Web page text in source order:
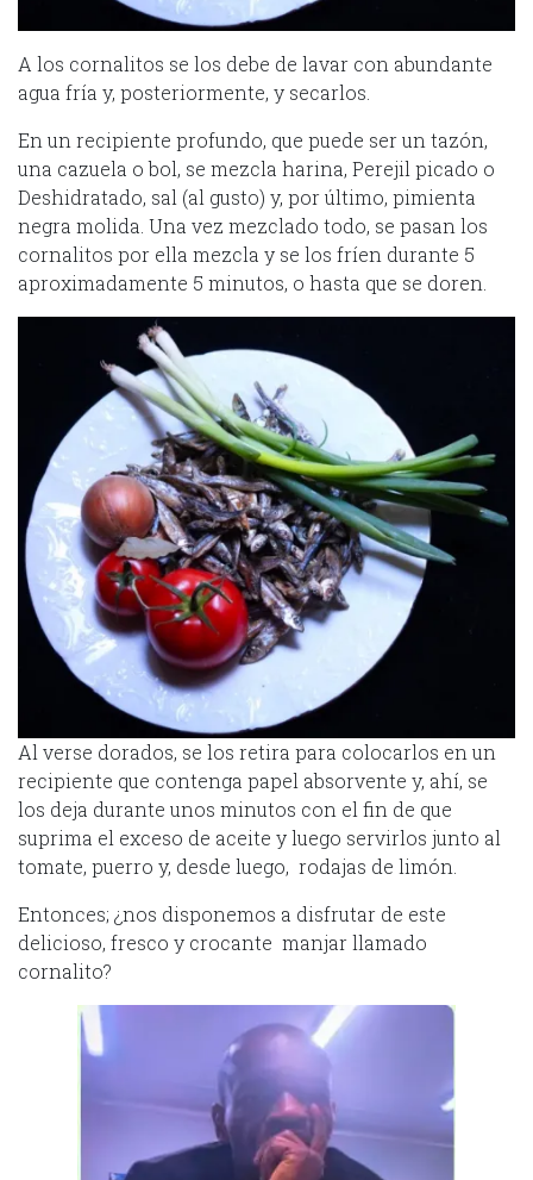
A los cornalitos se los debe de lavar con abundante
agua fría y, posteriormente, y secarlos.
En un recipiente profundo, que puede ser un tazón,
una cazuela o bol, se mezcla harina, Perejil picado o
Deshidratado, sal (al gusto) y, por último, pimienta
negra molida. Una vez mezclado todo, se pasan los
cornalitos por ella mezcla y se los fríen durante 5
aproximadamente 5 minutos, o hasta que se doren.
Al verse dorados, se los retira para colocarlos en un
recipiente que contenga papel absorvente y, ahí, se
los deja durante unos minutos con el fin de que
suprima el exceso de aceite y luego servirlos junto al
tomate, puerro y, desde luego, rodajas de limón.
Entonces; ¿nos disponemos a disfrutar de este
delicioso, fresco y crocante manjar llamado
cornalito?